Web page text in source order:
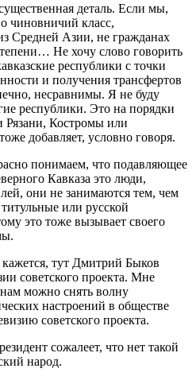
деталь. Если мы,
чиновничий класс,
Средней Азии, не гражданах
Не хочу слово говорить
республики с точки
и получения трансфертов
несравнимы. Я не буду
республики. Это на порядки
Костромы или
добавляет, условно говоря.
понимаем, что подавляющее
Кавказа это люди,
они не занимаются тем, чем
или русской
это тоже вызывает своего
тут Дмитрий Быков
советского проекта. Мне
можно снять волну
настроений в обществе
советского проекта.
сожалеет, что нет такой
народ.